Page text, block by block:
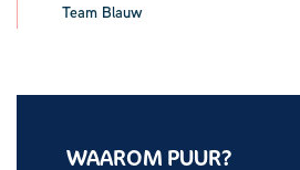
Team Blauw
WAAROM PUUR?